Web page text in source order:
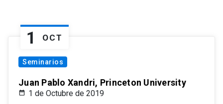
1 OCT
Seminarios
Juan Pablo Xandri, Princeton University
1 de Octubre de 2019